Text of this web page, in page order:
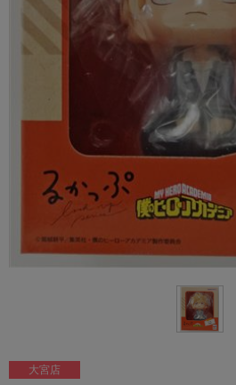
大宮店